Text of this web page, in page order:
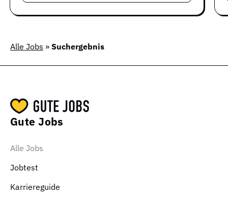
Alle Jobs » Suchergebnis
Gute Jobs
Alle Jobs
Jobtest
Karriereguide